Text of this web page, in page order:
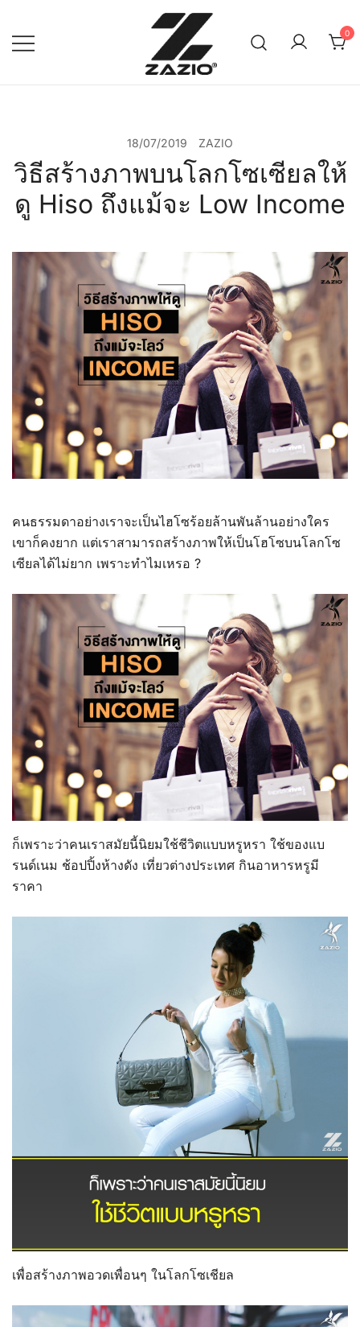
content
0
18/07/2019 ZAZIO
วิธีสร้างภาพบนโลกโซเซียลให้
ดู Hiso ถึงแม้จะ Low Income
คนธรรมดาอย่างเราจะเป็นไฮโซร้อยล้านพันล้านอย่างใคร
เขาก็คงยาก แต่เราสามารถสร้างภาพให้เป็นโฮโซบนโลกโซ
เซียลได้ไม่ยาก เพราะทำไมเหรอ ?
ก็เพราะว่าคนเราสมัยนี้นิยมใช้ชีวิตแบบหรูหรา ใช้ของแบ
รนด์เนม ช้อปปิ้งห้างดัง เที่ยวต่างประเทศ กินอาหารหรูมี
ราคา
เพื่อสร้างภาพอวดเพื่อนๆ ในโลกโซเชียล